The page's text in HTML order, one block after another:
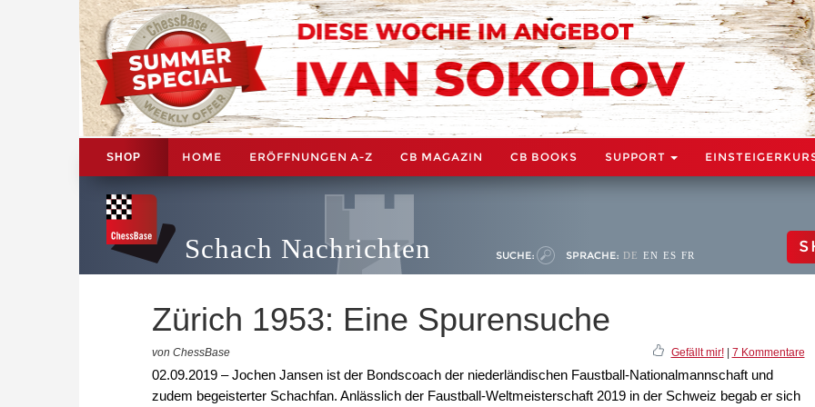
SHOP HOME ERÖFFNUNGEN A-Z CB MAGAZIN CB BOOKS SUPPORT
Schach Nachrichten SUCHE: SPRACHE: DE EN ES FR
Zürich 1953: Eine Spurensuche
von ChessBase Gefällt mir!| 7 Kommentare
02.09.2019 – Jochen Jansen ist der Bondscoach der niederländischen Faustball-Nationalmannschaft und
zudem begeisterter Schachfan. Anlässlich der Faustball-Weltmeisterschaft 2019 in der Schweiz begab er sich